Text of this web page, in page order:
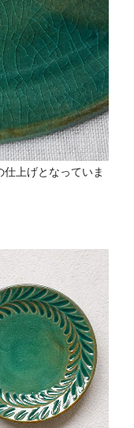
上げとなっていま